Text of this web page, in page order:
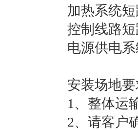
加热系统
控制线路
电源供电
安装场地
1、整体运
2、请客户